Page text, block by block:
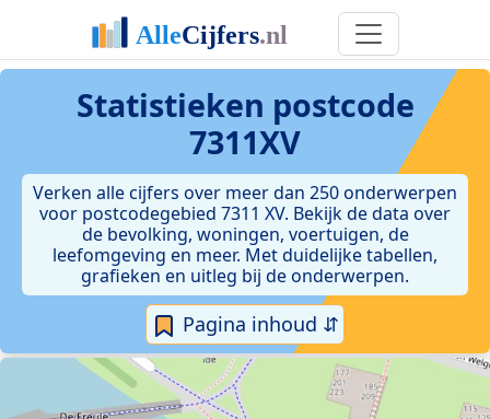
Statistieken postcode
7311XV
Verken alle cijfers over meer dan 250 onderwerpen
voor postcodegebied 7311 XV. Bekijk de data over
de bevolking, woningen, voertuigen, de
leefomgeving en meer. Met duidelijke tabellen,
grafieken en uitleg bij de onderwerpen.
Pagina inhoud ⇵